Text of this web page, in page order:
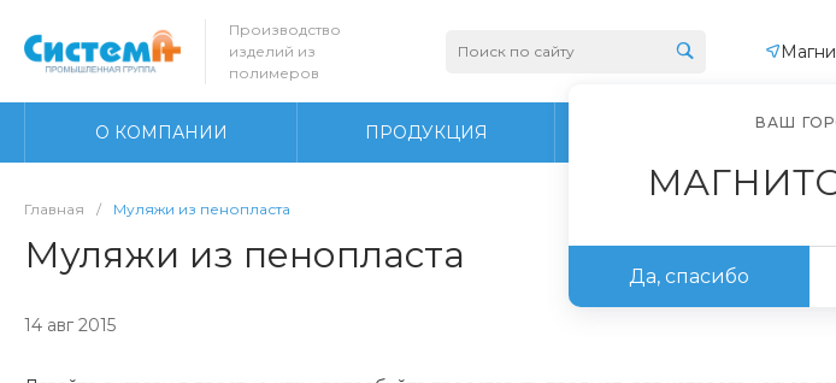
Производство
изделий из
полимеров
О КОМПАНИИ ПРОДУКЦИЯ ПРОИЗВОДСТВО
Главная / Муляжи из пенопласта
Муляжи из пенопласта
14 авг 2015
ВАШ
Да, спасибо